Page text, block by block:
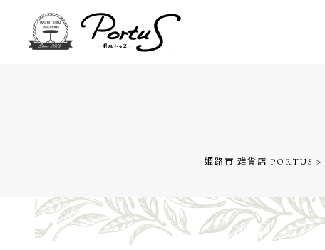
姫路市 雑貨店 PORTUS >